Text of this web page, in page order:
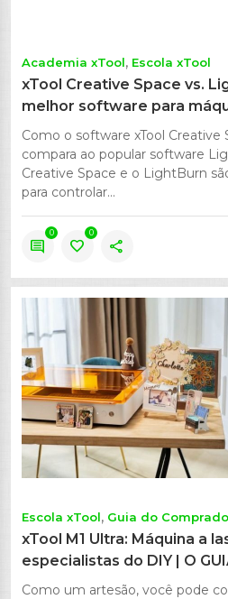
Academia xTool Escola xTool
xTool Creative Space vs.
melhor software para
Como o software xTool Creative
compara ao popular software
Creative Space e o LightBurn
para controlar...
comment
0
favorite
0
share
Escola xTool Guia do
xTool M1 Ultra: Máquina a
especialistas do DIY | O
Como um artesão, você pode